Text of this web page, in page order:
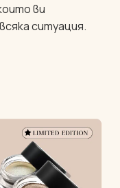
ви
ситуация.